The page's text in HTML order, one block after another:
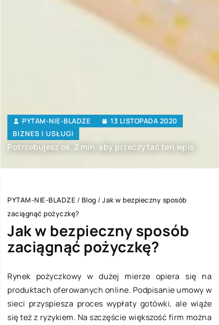
PYTAM-NIE-BLADZE
13 LISTOPADA 2020
BIZNES I USŁUGI
Potrzebujesz ok. 2 min. aby przeczytać ten wpis
PYTAM-NIE-BLADZE / Blog / Jak w bezpieczny sposób
zaciągnąć pożyczkę?
Jak w bezpieczny sposób
zaciągnąć pożyczkę?
Rynek pożyczkowy w dużej mierze opiera się na
produktach oferowanych online. Podpisanie umowy w
sieci przyspiesza proces wypłaty gotówki, ale wiąże
się też z ryzykiem. Na szczęście większość firm można